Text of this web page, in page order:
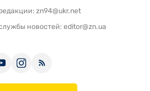
zn94@ukr.net
новостей: editor@zn.ua